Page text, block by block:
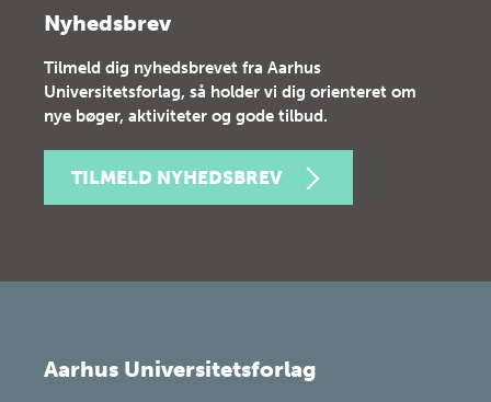
Nyhedsbrev
Tilmeld dig nyhedsbrevet fra Aarhus
Universitetsforlag, så holder vi dig orienteret om
nye bøger, aktiviteter og gode tilbud.
TILMELD NYHEDSBREV
Aarhus Universitetsforlag